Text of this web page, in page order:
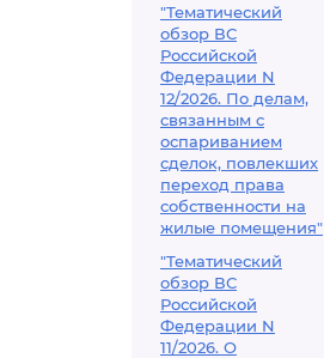
"Тематический
обзор ВС
Российской
Федерации N
12/2026. По делам,
связанным с
оспариванием
сделок, повлекших
переход права
собственности на
жилые помещения"
"Тематический
обзор ВС
Российской
Федерации N
11/2026. О